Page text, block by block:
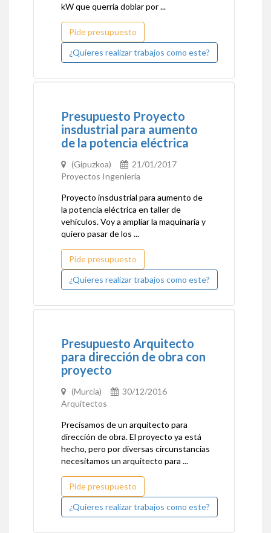
kW que querría doblar por ...
Pide presupuesto
¿Quieres realizar trabajos como este?
Presupuesto Proyecto
insdustrial para aumento
de la potencia eléctrica
(Gipuzkoa)
21/01/2017
Proyectos Ingeniería
Proyecto insdustrial para aumento de
la potencia eléctrica en taller de
vehículos. Voy a ampliar la maquinaria y
quiero pasar de los ...
Pide presupuesto
¿Quieres realizar trabajos como este?
Presupuesto Arquitecto
para dirección de obra con
proyecto
(Murcia)
30/12/2016
Arquitectos
Precisamos de un arquitecto para
dirección de obra. El proyecto ya está
hecho, pero por diversas circunstancias
necesitamos un arquitecto para ...
Pide presupuesto
¿Quieres realizar trabajos como este?